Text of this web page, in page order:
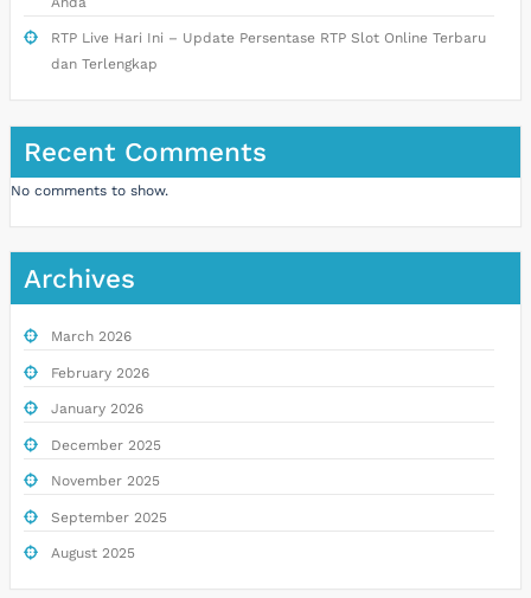
RTP Live Hari Ini – Update Persentase RTP Slot Online Terbaru
dan Terlengkap
Recent Comments
No comments to show.
Archives
March 2026
February 2026
January 2026
December 2025
November 2025
September 2025
August 2025